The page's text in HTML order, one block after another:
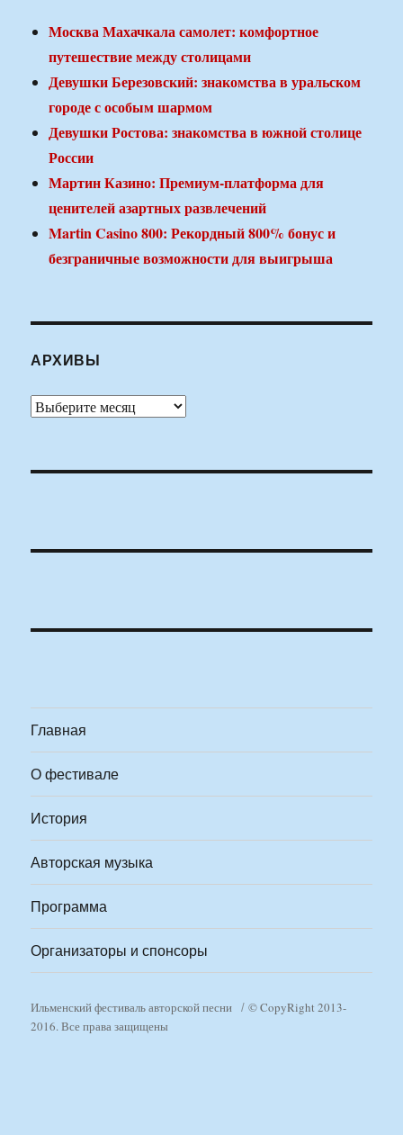
Москва Махачкала самолет: комфортное
путешествие между столицами
Девушки Березовский: знакомства в уральском
городе с особым шармом
Девушки Ростова: знакомства в южной столице
России
Мартин Казино: Премиум-платформа для
ценителей азартных развлечений
Martin Casino 800: Рекордный 800% бонус и
безграничные возможности для выигрыша
АРХИВЫ
Архивы
Главная
О фестивале
История
Авторская музыка
Программа
Организаторы и спонсоры
Ильменский фестиваль авторской песни
© CopyRight 2013-
2016. Все права защищены